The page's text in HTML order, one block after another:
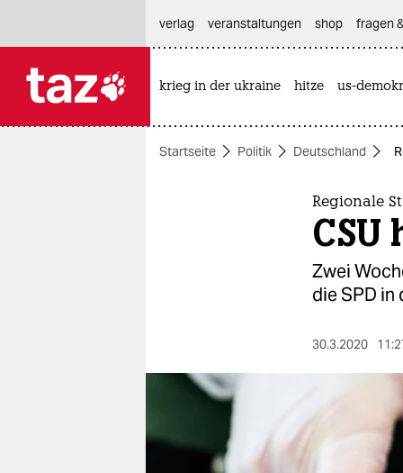
themen
nord
verlag
veranstaltungen shop fragen
krieg in der ukraine hitze us-
Startseite Politik Deutschland
Regionale
Zwei
die SPD in
30.3.2020